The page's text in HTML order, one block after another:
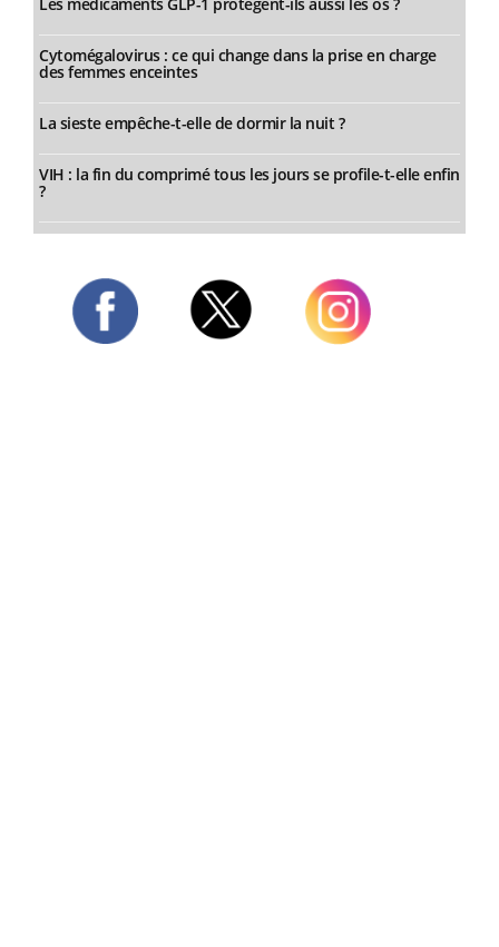
Cytomégalovirus : ce qui change dans la prise en charge
des femmes enceintes
La sieste empêche-t-elle de dormir la nuit ?
VIH : la fin du comprimé tous les jours se profile-t-elle enfin
?